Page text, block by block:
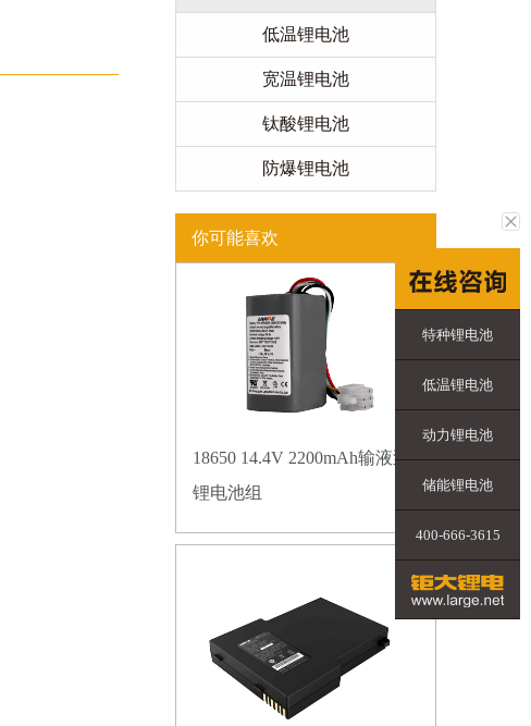
低温锂电池
宽温锂电池
钛酸锂电池
防爆锂电池
你可能喜欢
18650 14.4V 2200mAh输液泵
锂电池组
特种锂电池
低温锂电池
动力锂电池
储能锂电池
400-666-3615